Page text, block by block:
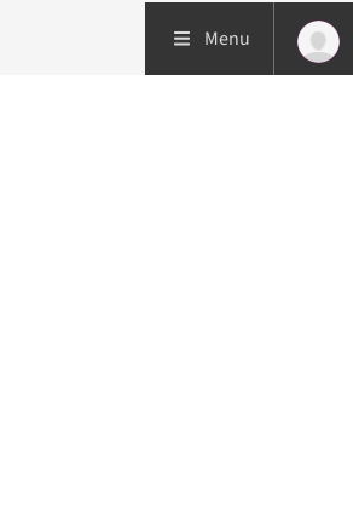
Menu